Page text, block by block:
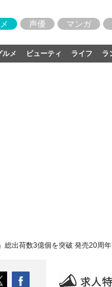
声優 マンガ
ルメ ビューティ ライフ ラ
総出荷数3億個を突破 発売20周